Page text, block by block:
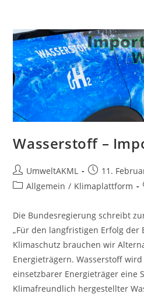
Wasserstoff –
Beitrags-
Autor:
UmweltAKML
Beitrag
veröffentlicht:
11.
Beitrags-
Allgemein / Klimaplattform
Die Bundesregierung schreibt
„Für den langfristigen Erfolg
Klimaschutz brauchen wir
Energieträgern. Wasserstoff
einsetzbarer Energieträger eine
Klimafreundlich hergestellter